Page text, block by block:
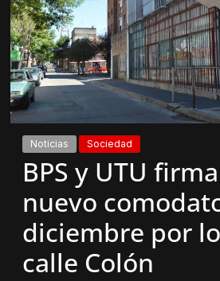
Noticias Sociedad
BPS y UTU
nuevo
diciembre por
calle Colón